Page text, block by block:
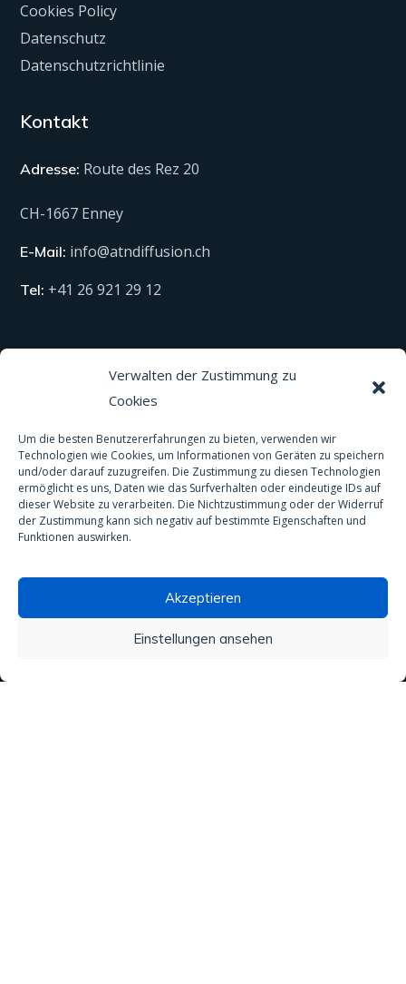
Verwalten der Zustimmung zu
Cookies
Um die besten Benutzererfahrungen zu bieten, verwenden wir
Technologien wie Cookies, um Informationen von Geräten zu speichern
und/oder darauf zuzugreifen. Die Zustimmung zu diesen Technologien
ermöglicht es uns, Daten wie das Surfverhalten oder eindeutige IDs auf
dieser Website zu verarbeiten. Die Nichtzustimmung oder der Widerruf
der Zustimmung kann sich negativ auf bestimmte Eigenschaften und
Funktionen auswirken.
Akzeptieren
Einstellungen ansehen
Cookies Policy
Datenschutz
Datenschutzrichtlinie
Kontakt
Adresse: Route des Rez 20
CH-1667 Enney
E-Mail: info@atndiffusion.ch
Tel: +41 26 921 29 12
Technische Produkte
Alle unsere Produkte
Material
Schutzausrüstung
Spas und Pools
Wasseraufbereitung